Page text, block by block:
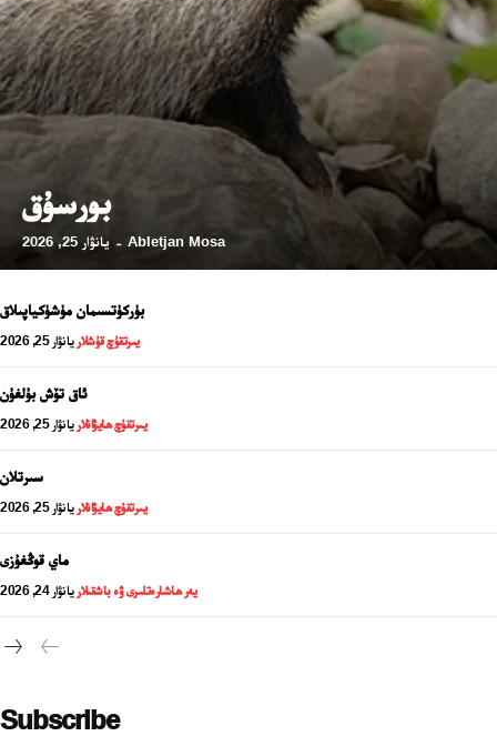
بورسۇق
Abletjan Mosa
- يانۋار 25, 2026
بۈركۈتسىمان مۈشۈكياپىلاق
يىرتقۇچ قۇشلار يانۋار 25, 2026
ئاق تۆش بۇلغۇن
يىرتقۇچ ھايۋانلار يانۋار 25, 2026
سىرتلان
يىرتقۇچ ھايۋانلار يانۋار 25, 2026
ماي قوڭغۇزى
يەر ھاشارەتلىرى ۋە باشقىلار يانۋار 24, 2026
Subscribe